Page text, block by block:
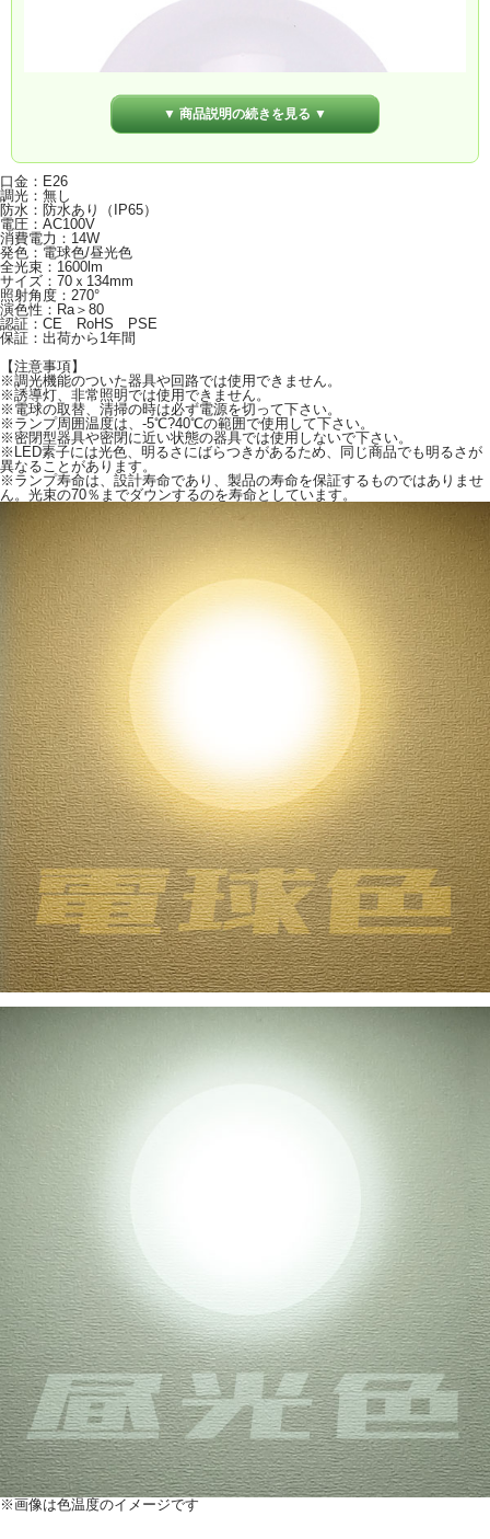
球のお取り替えだけで点灯します。
▼ 商品説明の続きを見る ▼
口金：E26
調光：無し
防水：防水あり（IP65）
電圧：AC100V
消費電力：14W
発色：電球色/昼光色
全光束：1600lm
サイズ：70ｘ134mm
照射角度：270°
演色性：Ra＞80
認証：CE RoHS PSE
保証：出荷から1年間
【注意事項】
※調光機能のついた器具や回路では使用できません。
※誘導灯、非常照明では使用できません。
※電球の取替、清掃の時は必ず電源を切って下さい。
※ランプ周囲温度は、-5℃?40℃の範囲で使用して下さい。
※密閉型器具や密閉に近い状態の器具では使用しないで下さい。
※LED素子には光色、明るさにばらつきがあるため、同じ商品でも明るさが
異なることがあります。
※ランプ寿命は、設計寿命であり、製品の寿命を保証するものではありませ
ん。光束の70％までダウンするのを寿命としています。
※画像は色温度のイメージです